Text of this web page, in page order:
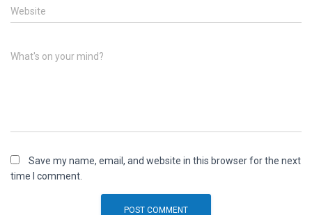
Website
What's on your mind?
Save my name, email, and website in this browser for the next
time I comment.